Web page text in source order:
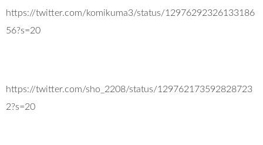
https://twitter.com/komikuma3/status/12976292326133186
56?s=20
https://twitter.com/sho_2208/status/129762173592828723
2?s=20